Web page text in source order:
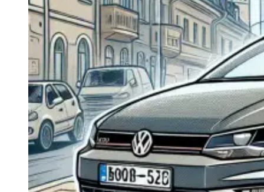
Navigatie Audi A5
Navigatie Audi A6 C5
Navigatie Audi A6 C6
Navigatie Audi A6 C7
Navigatie Audi Q5
Ford
Navigație Ford Fiesta
Navigație Ford Focus 1
Navigație Ford Focus 2
Navigație Ford Focus MK3
Navigație Ford Mondeo MK3
Navigație Ford Mondeo MK4
Navigație Ford Transit
Mercedes
Navigație Mercedes C Class W203
Navigație Mercedes C Class W204
Navigație Mercedes W203
Navigație Mercedes W204